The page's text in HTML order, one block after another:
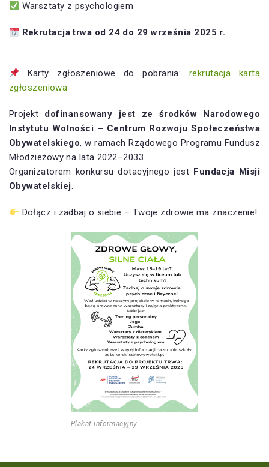
Warsztaty z psychologiem
Rekrutacja trwa od 24 do 29 września 2025 r.
Karty zgłoszeniowe do pobrania: rekrutacja karta
zgłoszeniowa
Projekt dofinansowany jest ze środków Narodowego
Instytutu Wolności – Centrum Rozwoju Społeczeństwa
Obywatelskiego, w ramach Rządowego Programu Fundusz
Młodzieżowy na lata 2022–2033.
Organizatorem konkursu dotacyjnego jest Fundacja Misji
Obywatelskiej.
Dołącz i zadbaj o siebie – Twoje zdrowie ma znaczenie!
Plakat informacyjny